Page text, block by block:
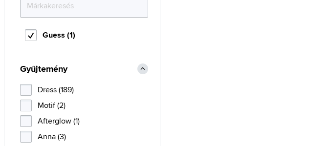
Guess (1)
Gyűjtemény
Dress (189)
Motif (2)
Afterglow (1)
Anna (3)